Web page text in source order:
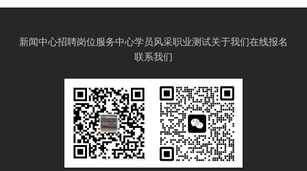
新闻中心招聘岗位服务中心学员风采职业测试关于我们在线报名
联系我们